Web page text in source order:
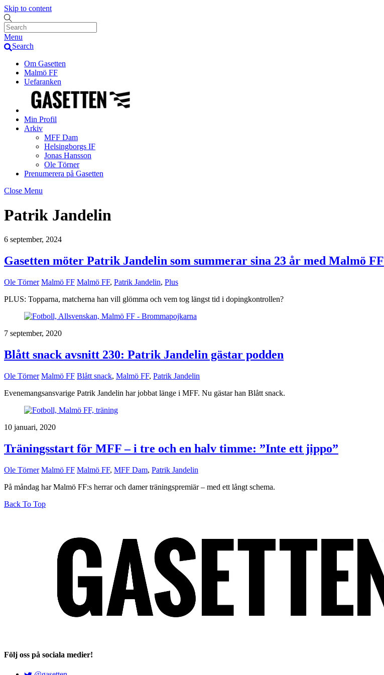
Skip to content
Menu
Search
Om Gasetten
Malmö FF
Uefaranken
Min Profil
Arkiv
MFF Dam
Helsingborgs IF
Jonas Hansson
Ole Törner
Prenumerera på Gasetten
Close Menu
Patrik Jandelin
6 september, 2024
Gasetten möter Patrik Jandelin som summerar sina 23 år med Malmö FF
Ole Törner Malmö FF Malmö FF, Patrik Jandelin, Plus
PLUS: Topparna, matcherna han vill glömma och vem tog längst tid i dopingkontrollen?
7 september, 2020
Blått snack avsnitt 230: Patrik Jandelin gästar podden
Ole Törner Malmö FF Blått snack, Malmö FF, Patrik Jandelin
Evenemangsansvarige Patrik Jandelin har jobbat länge i MFF. Nu gästar han Blått snack.
10 januari, 2020
Träningsstart för MFF – i tre och en halv timme: ”Inte ett jippo”
Ole Törner Malmö FF Malmö FF, MFF Dam, Patrik Jandelin
På måndag har Malmö FF:s herrar och damer träningspremiär – med ett långt schema.
Back To Top
Följ oss på sociala medier!